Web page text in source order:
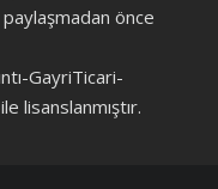
paylaşmadan önce
GayriTicari-
lisanslanmıştır.